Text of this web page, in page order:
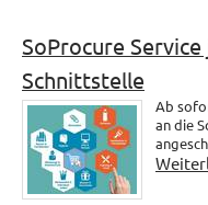
SoProcure
Schnittstelle
Ab
an die